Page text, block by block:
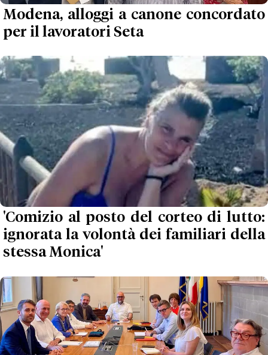
Modena, alloggi a canone concordato
per il lavoratori Seta
'Comizio al posto del corteo di lutto:
ignorata la volontà dei familiari della
stessa Monica'